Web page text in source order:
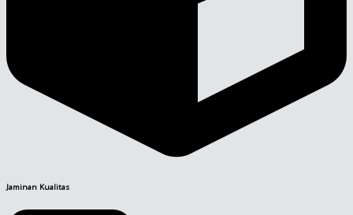
Jaminan Kualitas